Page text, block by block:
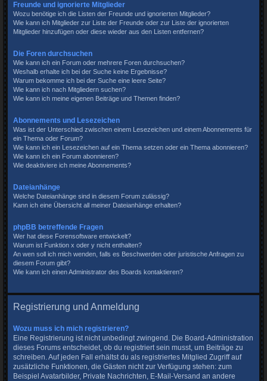
Freunde und ignorierte Mitglieder
Wozu benötige ich die Listen der Freunde und ignorierten Mitglieder?
Wie kann ich Mitglieder zur Liste der Freunde oder zur Liste der ignorierten
Mitglieder hinzufügen oder diese wieder aus den Listen entfernen?
Die Foren durchsuchen
Wie kann ich ein Forum oder mehrere Foren durchsuchen?
Weshalb erhalte ich bei der Suche keine Ergebnisse?
Warum bekomme ich bei der Suche eine leere Seite?
Wie kann ich nach Mitgliedern suchen?
Wie kann ich meine eigenen Beiträge und Themen finden?
Abonnements und Lesezeichen
Was ist der Unterschied zwischen einem Lesezeichen und einem Abonnements für
ein Thema oder Forum?
Wie kann ich ein Lesezeichen auf ein Thema setzen oder ein Thema abonnieren?
Wie kann ich ein Forum abonnieren?
Wie deaktiviere ich meine Abonnements?
Dateianhänge
Welche Dateianhänge sind in diesem Forum zulässig?
Kann ich eine Übersicht all meiner Dateianhänge erhalten?
phpBB betreffende Fragen
Wer hat diese Forensoftware entwickelt?
Warum ist Funktion x oder y nicht enthalten?
An wen soll ich mich wenden, falls es Beschwerden oder juristische Anfragen zu
diesem Forum gibt?
Wie kann ich einen Administrator des Boards kontaktieren?
Registrierung und Anmeldung
Wozu muss ich mich registrieren?
Eine Registrierung ist nicht unbedingt zwingend. Die Board-Administration
dieses Forums entscheidet, ob du registriert sein musst, um Beiträge zu
schreiben. Auf jeden Fall erhältst du als registriertes Mitglied Zugriff auf
zusätzliche Funktionen, die Gästen nicht zur Verfügung stehen: zum
Beispiel Avatarbilder, Private Nachrichten, E-Mail-Versand an andere